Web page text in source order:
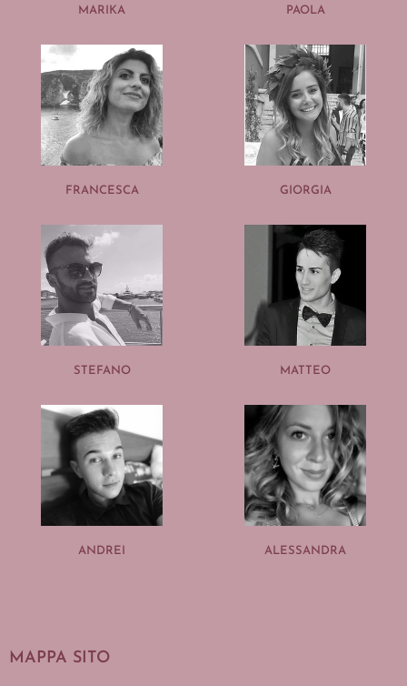
MARIKA PAOLA
FRANCESCA GIORGIA
STEFANO MATTEO
ANDREI ALESSANDRA
MAPPA SITO